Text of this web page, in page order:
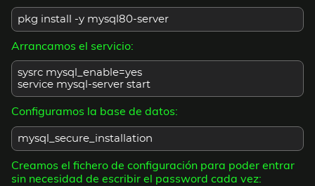
pkg install -y mysql80-server
Arrancamos el servicio:
sysrc mysql_enable=yes
service mysql-server start
Configuramos la base de datos:
mysql_secure_installation
Creamos el fichero de configuración para poder entrar
sin necesidad de escribir el password cada vez: